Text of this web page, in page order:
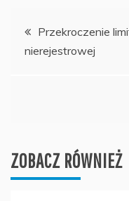
Nawigacja
wpisu
Przekroczenie
nierejestrowej
ZOBACZ RÓWNIEŻ